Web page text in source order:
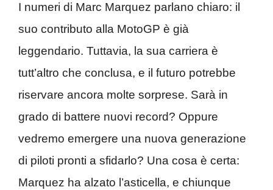
I numeri di Marc Marquez parlano chiaro: il
suo contributo alla MotoGP è già
leggendario. Tuttavia, la sua carriera è
tutt’altro che conclusa, e il futuro potrebbe
riservare ancora molte sorprese. Sarà in
grado di battere nuovi record? Oppure
vedremo emergere una nuova generazione
di piloti pronti a sfidarlo? Una cosa è certa:
Marquez ha alzato l’asticella, e chiunque